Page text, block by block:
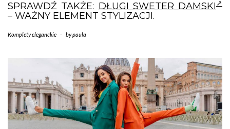
SPRAWDŹ TAKŻE: DŁUGI SWETER DAMSKI
– WAŻNY ELEMENT STYLIZACJI.
Komplety eleganckie - bypaula